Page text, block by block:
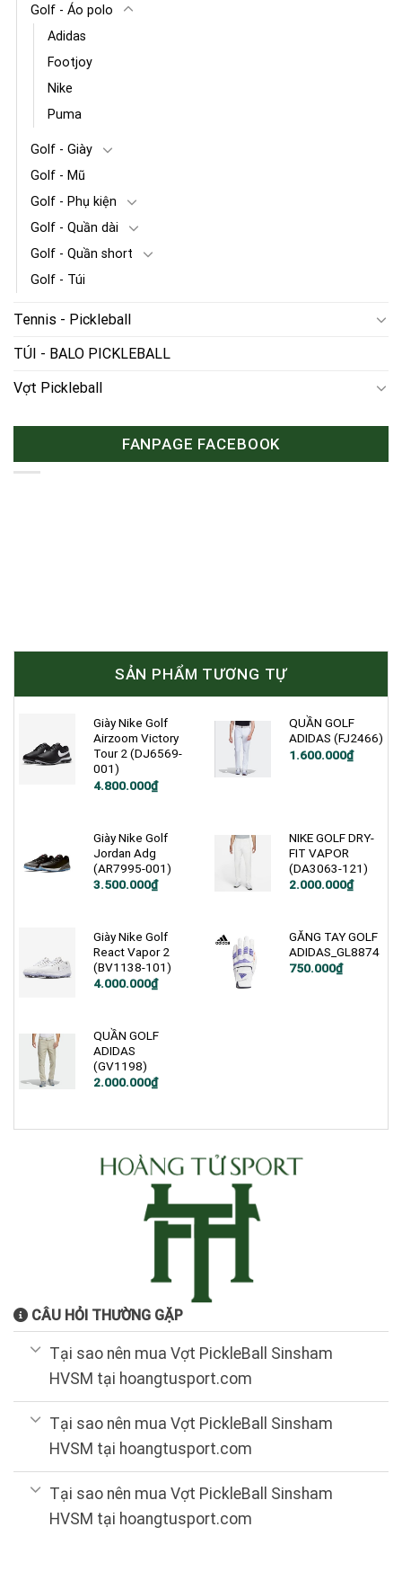
Golf - Áo polo
Adidas
Footjoy
Nike
Puma
Golf - Giày
Golf - Mũ
Golf - Phụ kiện
Golf - Quần dài
Golf - Quần short
Golf - Túi
Tennis - Pickleball
TÚI - BALO PICKLEBALL
Vợt Pickleball
FANPAGE FACEBOOK
SẢN PHẨM TƯƠNG TỰ
Giày Nike Golf
Airzoom Victory
Tour 2 (DJ6569-
001)
Giá
4.800.000₫
Giá
4.800.000₫.
QUẦN GOLF
ADIDAS (FJ2466)
1.600.000₫
Giày Nike Golf
Jordan Adg
(AR7995-001)
Giá
3.500.000₫
Giá
3.500.000₫.
NIKE GOLF DRY-
FIT VAPOR
(DA3063-121)
Giá
2.000.000₫
Giá
2.000.000₫.
Giày Nike Golf
React Vapor 2
(BV1138-101)
Giá
4.000.000₫
Giá
4.000.000₫.
GĂNG TAY GOLF
ADIDAS_GL8874
750.000₫
QUẦN GOLF
ADIDAS
(GV1198)
2.000.000₫
CÂU HỎI THƯỜNG GẶP
Tại sao nên mua Vợt PickleBall Sinsham
HVSM tại hoangtusport.com
Tại sao nên mua Vợt PickleBall Sinsham
HVSM tại hoangtusport.com
Tại sao nên mua Vợt PickleBall Sinsham
HVSM tại hoangtusport.com